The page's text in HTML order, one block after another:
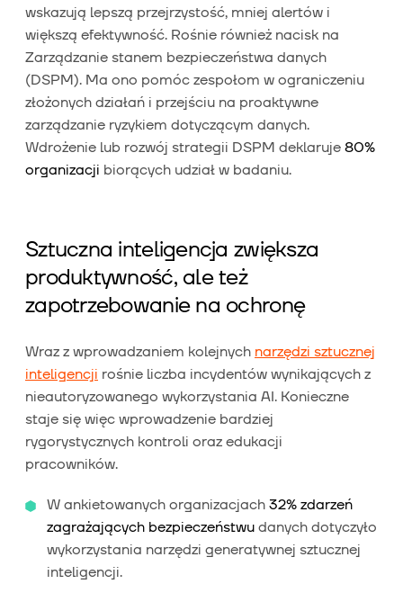
wskazują lepszą przejrzystość, mniej alertów i
większą efektywność. Rośnie również nacisk na
Zarządzanie stanem bezpieczeństwa danych
(DSPM). Ma ono pomóc zespołom w ograniczeniu
złożonych działań i przejściu na proaktywne
zarządzanie ryzykiem dotyczącym danych.
Wdrożenie lub rozwój strategii DSPM deklaruje 80%
organizacji biorących udział w badaniu.
Sztuczna inteligencja zwiększa
produktywność, ale też
zapotrzebowanie na ochronę
Wraz z wprowadzaniem kolejnych narzędzi sztucznej
inteligencji rośnie liczba incydentów wynikających z
nieautoryzowanego wykorzystania AI. Konieczne
staje się więc wprowadzenie bardziej
rygorystycznych kontroli oraz edukacji
pracowników.
W ankietowanych organizacjach 32% zdarzeń
zagrażających bezpieczeństwu danych dotyczyło
wykorzystania narzędzi generatywnej sztucznej
inteligencji.